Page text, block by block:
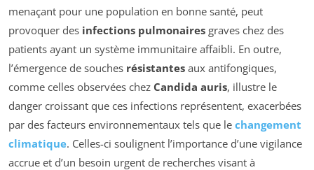
menaçant pour une population en bonne santé, peut
provoquer des infections pulmonaires graves chez des
patients ayant un système immunitaire affaibli. En outre,
l’émergence de souches résistantes aux antifongiques,
comme celles observées chez Candida auris, illustre le
danger croissant que ces infections représentent, exacerbées
par des facteurs environnementaux tels que le changement
climatique. Celles-ci soulignent l’importance d’une vigilance
accrue et d’un besoin urgent de recherches visant à